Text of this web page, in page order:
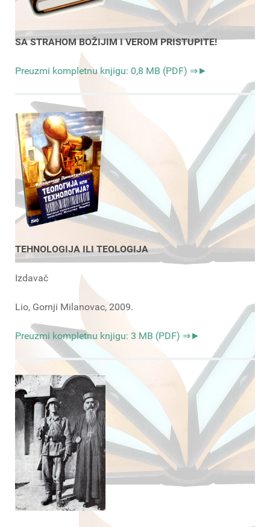
SA STRAHOM BOŽIJIM I VEROM PRISTUPITE!
Preuzmi kompletnu knjigu: 0,8 MB (PDF) ⇒►
TEHNOLOGIJA ILI TEOLOGIJA
Izdavač
Lio, Gornji Milanovac, 2009.
Preuzmi kompletnu knjigu: 3 MB (PDF) ⇒►